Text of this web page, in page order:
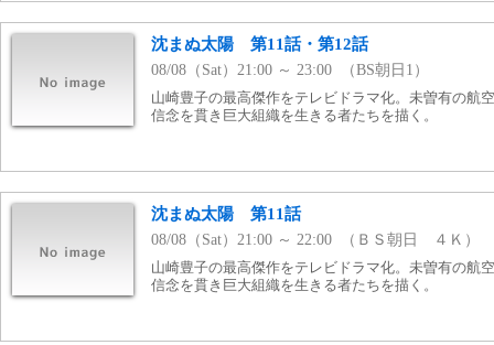
沈まぬ太陽 第11話・第12話
08/08（Sat）21:00 ～ 23:00 （BS朝日1）
山崎豊子の最高傑作をテレビドラマ化。未曽有の航
信念を貫き巨大組織を生きる者たちを描く。
沈まぬ太陽 第11話
08/08（Sat）21:00 ～ 22:00 （ＢＳ朝日 ４Ｋ）
山崎豊子の最高傑作をテレビドラマ化。未曽有の航
信念を貫き巨大組織を生きる者たちを描く。